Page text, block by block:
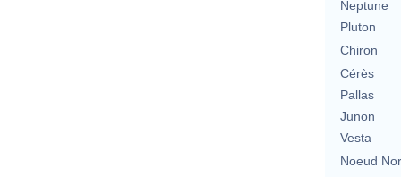
Neptune
Pluton
Chiron
Cérès
Pallas
Junon
Vesta
Noeud